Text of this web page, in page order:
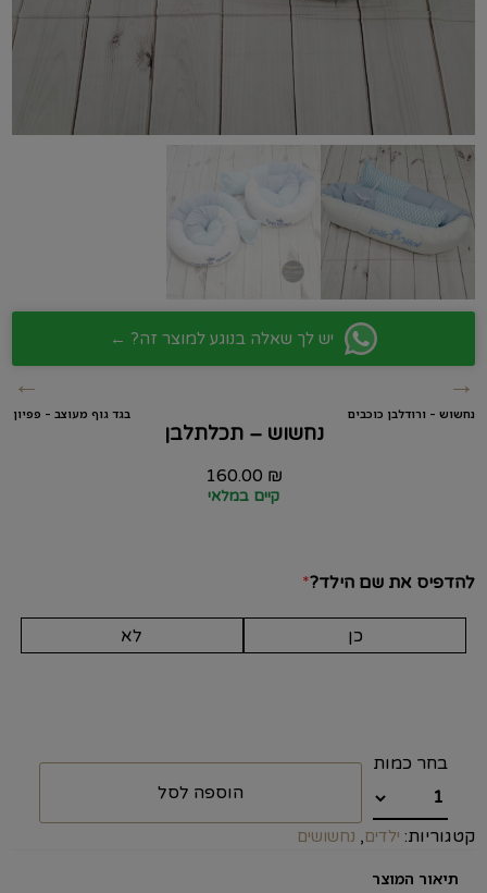
יש לך שאלה בנוגע למוצר זה? ←
→
נחשוש – ורודלבן כוכבים
←
בגד גוף מעוצב – פפיון
נחשוש – תכלתלבן
160.00 ₪
קיים במלאי
*להדפיס את שם הילד?
כן לא
הוספה לסל
קטגוריות: ילדים, נחשושים
תיאור המוצר